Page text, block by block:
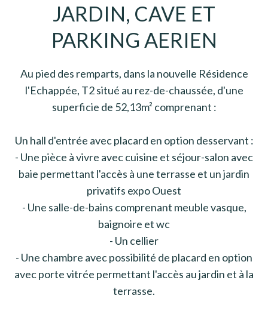
JARDIN, CAVE ET
PARKING AERIEN
Au pied des remparts, dans la nouvelle Résidence
l'Echappée, T2 situé au rez-de-chaussée, d'une
superficie de 52,13m² comprenant :
Un hall d'entrée avec placard en option desservant :
- Une pièce à vivre avec cuisine et séjour-salon avec
baie permettant l'accès à une terrasse et un jardin
privatifs expo Ouest
- Une salle-de-bains comprenant meuble vasque,
baignoire et wc
- Un cellier
- Une chambre avec possibilité de placard en option
avec porte vitrée permettant l'accès au jardin et à la
terrasse.